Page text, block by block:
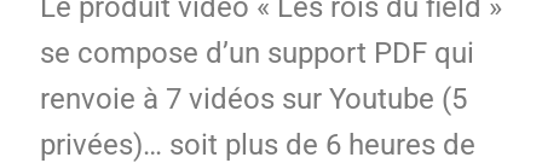
se compose d’un support PDF qui
renvoie à 7 vidéos sur Youtube (5
privées)… soit plus de 6 heures de